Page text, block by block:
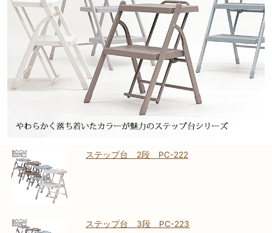
ステップ台 2段 PC-222
ステップ台 3段 PC-223